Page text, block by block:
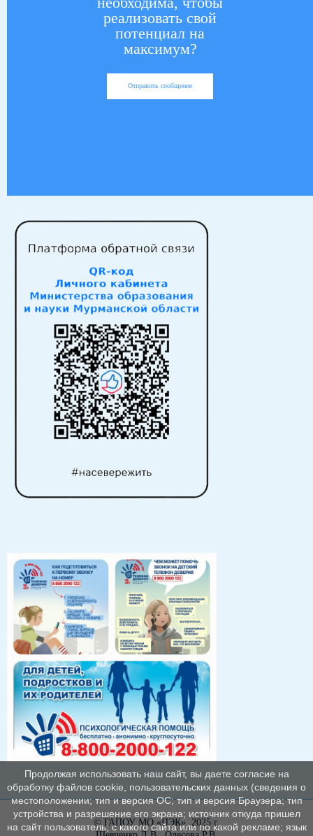
реализовать свой
потенциал на
максимум?
Отправить сообщение
© ГАПОУ МО «ПЭК», 2025 г.
Продолжая использовать наш сайт, вы даете согласие на
обработку файлов cookie, пользовательских данных (сведения о
местоположении; тип и версия ОС; тип и версия Браузера; тип
устройства и разрешение его экрана; источник откуда пришел
на сайт пользователь; с какого сайта или по какой рекламе; язык